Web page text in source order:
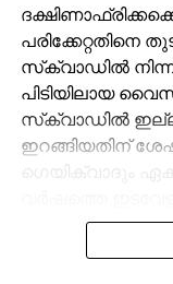
പരിക്കേറ്റതിനെ
സ്‌ക്വാഡിൽ നിന്ന്
പിടിയിലായ
സ്‌ക്വാഡിൽ ഇല്ല.
ഇറങ്ങിയതിന്
ഗെയിക്വാദും
ടീമിലെത്തുന്നത്.